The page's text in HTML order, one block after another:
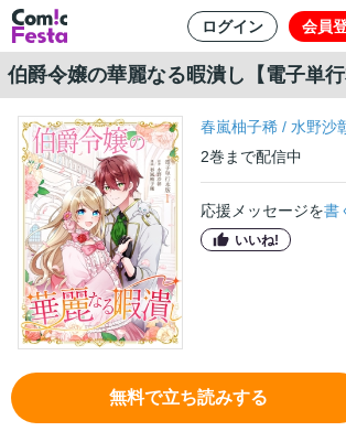
ログイン 会員
伯爵令嬢の華麗なる暇潰し【電子単行
春嵐柚子稀 /水野沙
2巻 まで配信中
応援メッセージを書
いいね!
無料で立ち読みする